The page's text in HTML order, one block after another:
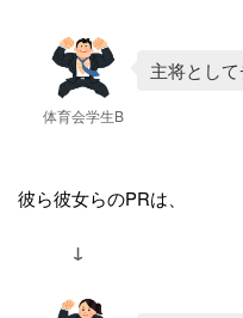
体育会学生B
主将として
彼ら彼女らのPRは、
↓